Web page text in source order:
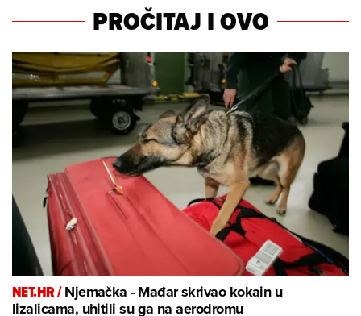
PROČITAJ I OVO
NET.HR /Njemačka - Mađar skrivao kokain u
lizalicama, uhitili su ga na aerodromu